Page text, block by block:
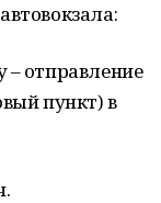
– отправление
пункт) в